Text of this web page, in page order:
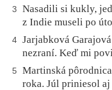
3
Nasadili si kukly,
z Indie museli po
4 Jarjabková
nezraní. Keď mi
5
Martinská
roka. Júl priniesol